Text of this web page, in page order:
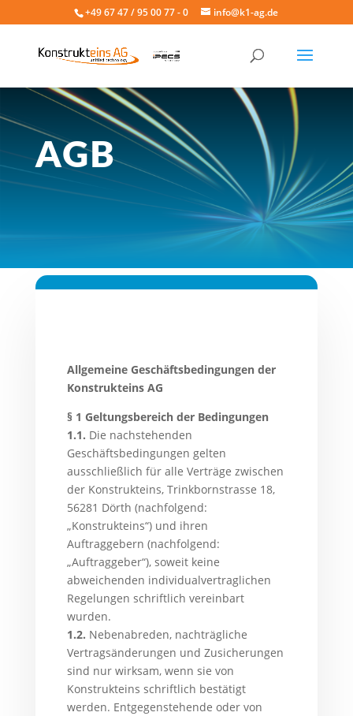
+49 67 47 / 95 00 77 - 0 info@k1-ag.de
AGB
Allgemeine Geschäftsbedingungen der
Konstrukteins AG
§ 1 Geltungsbereich der Bedingungen
1.1. Die nachstehenden
Geschäftsbedingungen gelten
ausschließlich für alle Verträge zwischen
der Konstrukteins, Trinkbornstrasse 18,
56281 Dörth (nachfolgend:
„Konstrukteins“) und ihren
Auftraggebern (nachfolgend:
„Auftraggeber“), soweit keine
abweichenden individualvertraglichen
Regelungen schriftlich vereinbart
wurden.
1.2. Nebenabreden, nachträgliche
Vertragsänderungen und Zusicherungen
sind nur wirksam, wenn sie von
Konstrukteins schriftlich bestätigt
werden. Entgegenstehende oder von